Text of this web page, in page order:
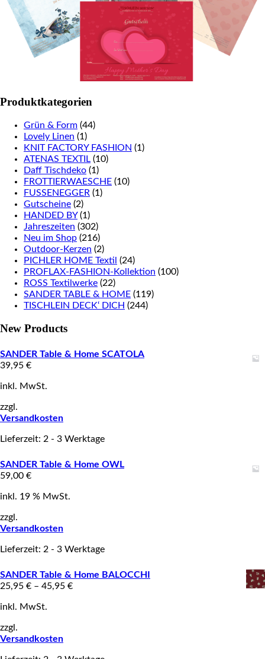
Produktkategorien
Grün & Form (44)
Lovely Linen (1)
KNIT FACTORY FASHION (1)
ATENAS TEXTIL (10)
Daff Tischdeko (1)
FROTTIERWAESCHE (10)
FUSSENEGGER (1)
Gutscheine (2)
HANDED BY (1)
Jahreszeiten (302)
Neu im Shop (216)
Outdoor-Kerzen (2)
PICHLER HOME Textil (24)
PROFLAX-FASHION-Kollektion (100)
ROSS Textilwerke (22)
SANDER TABLE & HOME (119)
TISCHLEIN DECK‘ DICH (244)
New Products
SANDER Table & Home SCATOLA
39,95 €
inkl. MwSt.
zzgl.
Versandkosten
Lieferzeit: 2 - 3 Werktage
SANDER Table & Home OWL
59,00 €
inkl. 19 % MwSt.
zzgl.
Versandkosten
Lieferzeit: 2 - 3 Werktage
SANDER Table & Home BALOCCHI
25,95 € – 45,95 €
inkl. MwSt.
zzgl.
Versandkosten